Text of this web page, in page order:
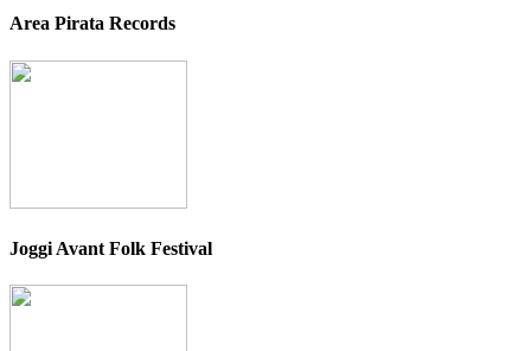
Area Pirata Records
Joggi Avant Folk Festival